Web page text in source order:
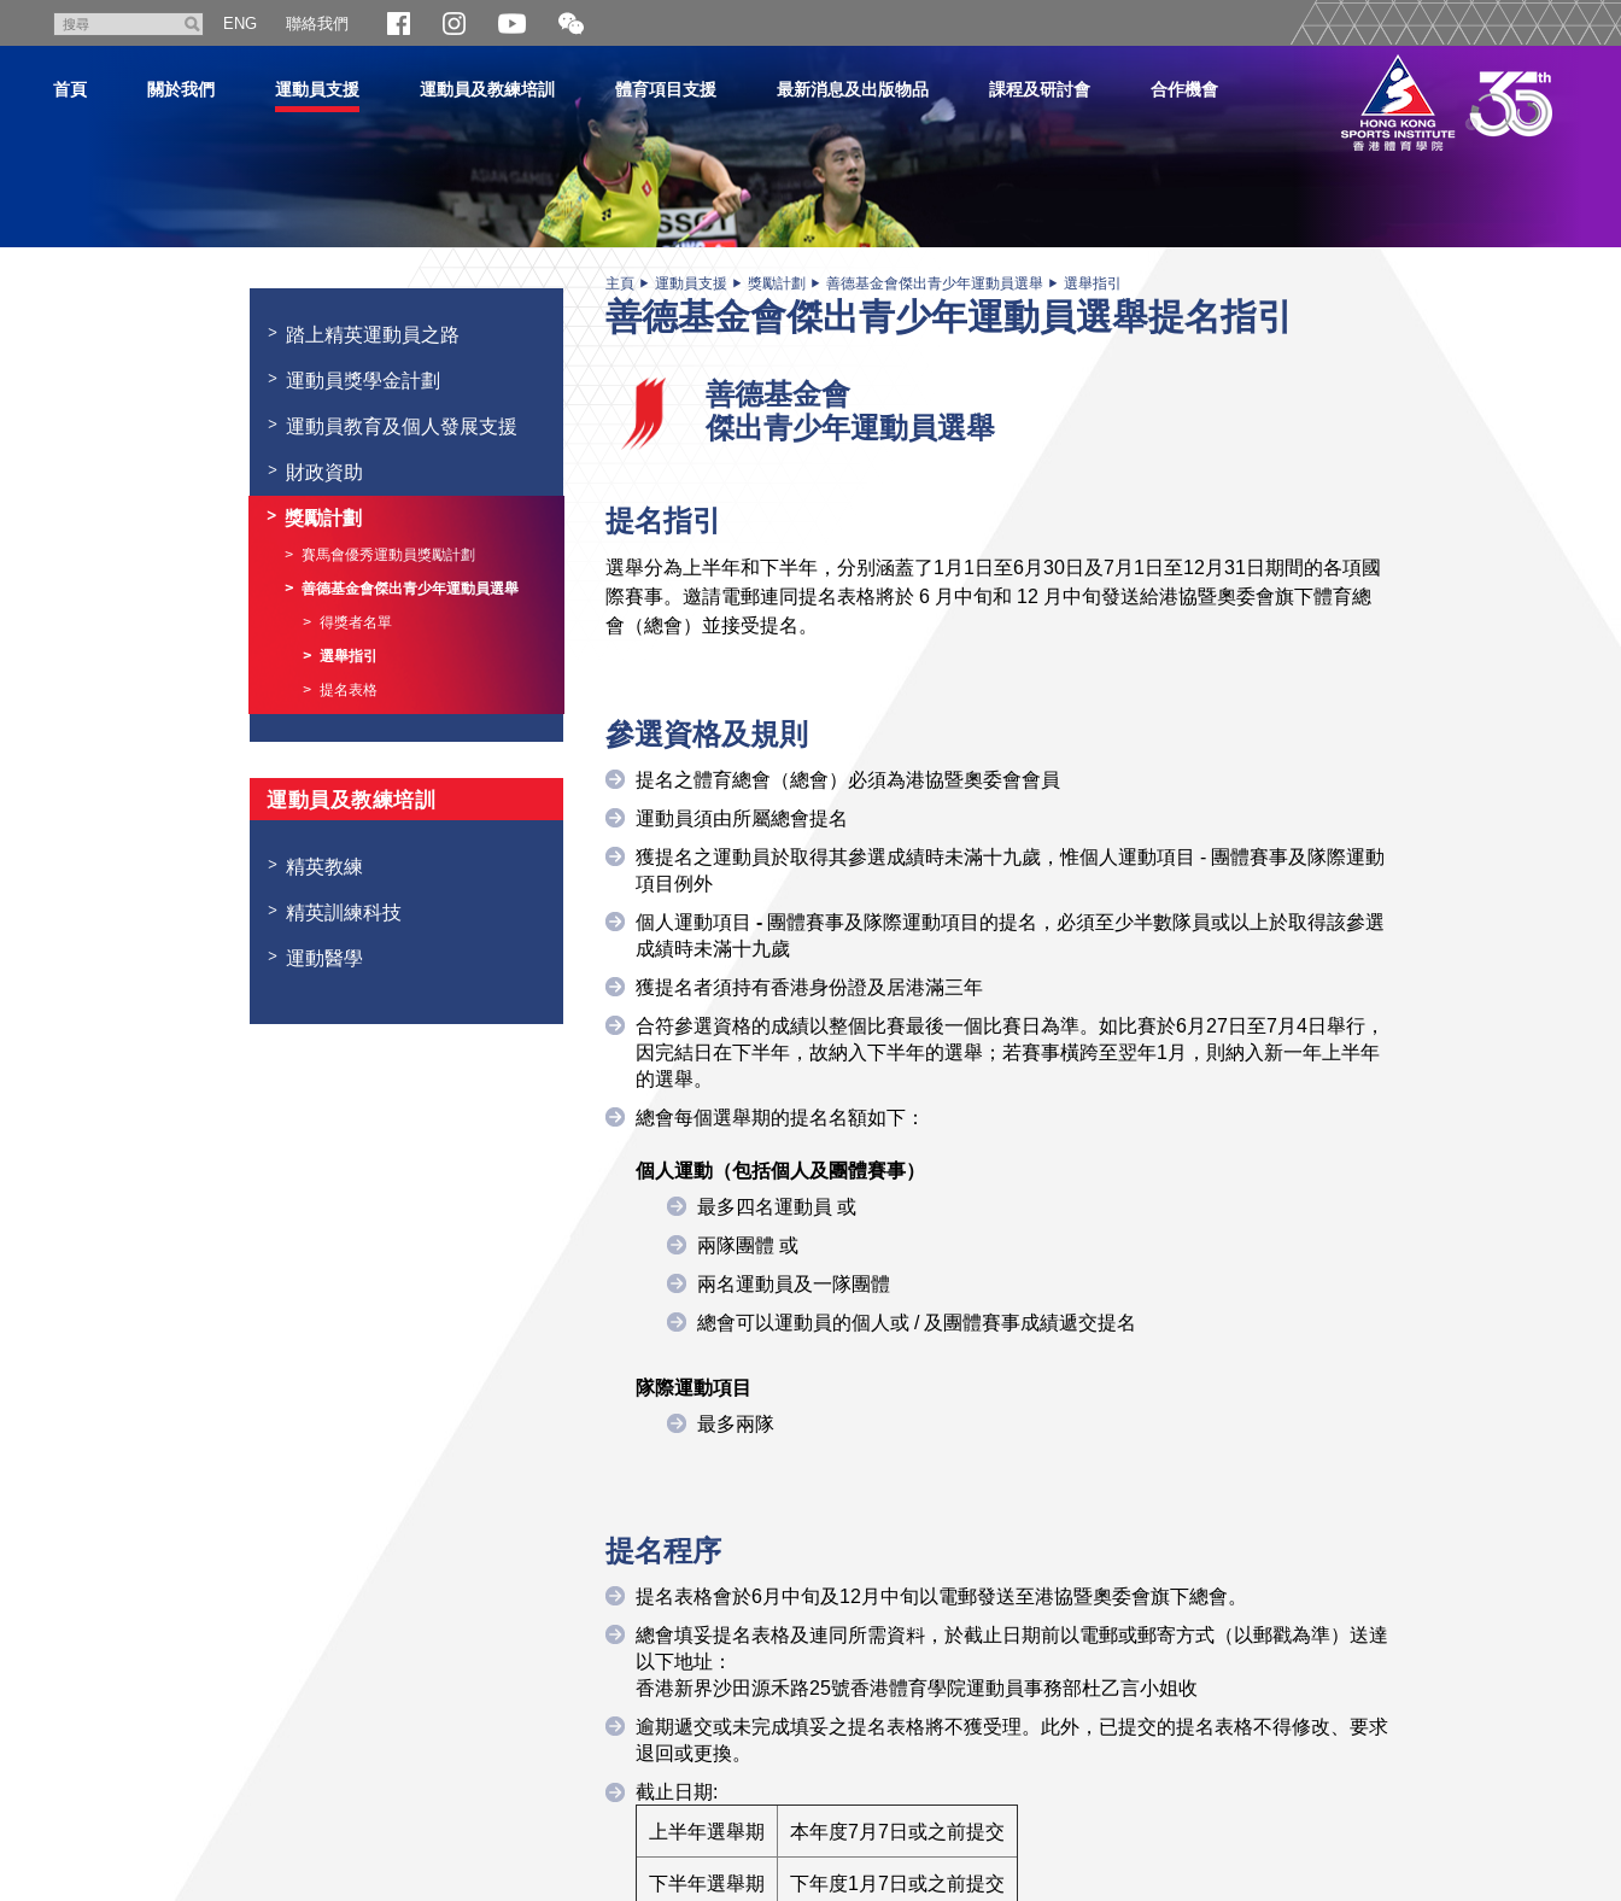
尋
ENG 聯絡我們
開
合
二
維
首頁 關於我們 運動員支援 運動員及教練培訓 體育項目支援 最新消息及出版物品 課程及研討會 合作機會
踏上精英運動員之路
運動員獎學金計劃
運動員教育及個人發展支援
財政資助
獎勵計劃
賽馬會優秀運動員獎勵計劃
善德基金會傑出青少年運動員選舉
得獎者名單
選舉指引
提名表格
運動員及教練培訓
精英教練
精英訓練科技
運動醫學
主頁 運動員支援 獎勵計劃 善德基金會傑出青少年運動員選舉 選舉指引
善德基金會傑出青少年運動員選舉提名指引
善德基金會
傑出青少年運動員選舉
提名指引
選舉分為上半年和下半年，分别涵蓋了1月1日至6月30日及7月1日至12月31日期間的各項國
際賽事。邀請電郵連同提名表格將於 6 月中旬和 12 月中旬發送給港協暨奧委會旗下體育總
會（總會）並接受提名。
參選資格及規則
提名之體育總會（總會）必須為港協暨奧委會會員
運動員須由所屬總會提名
獲提名之運動員於取得其參選成績時未滿十九歲，惟個人運動項目 - 團體賽事及隊際運動
項目例外
個人運動項目 - 團體賽事及隊際運動項目的提名，必須至少半數隊員或以上於取得該參選
成績時未滿十九歲
獲提名者須持有香港身份證及居港滿三年
合符參選資格的成績以整個比賽最後一個比賽日為準。如比賽於6月27日至7月4日舉行，
因完結日在下半年，故納入下半年的選舉；若賽事橫跨至翌年1月，則納入新一年上半年
的選舉。
總會每個選舉期的提名名額如下：
個人運動（包括個人及團體賽事）
最多四名運動員 或
兩隊團體 或
兩名運動員及一隊團體
總會可以運動員的個人或 / 及團體賽事成績遞交提名
隊際運動項目
最多兩隊
提名程序
提名表格會於6月中旬及12月中旬以電郵發送至港協暨奧委會旗下總會。
總會填妥提名表格及連同所需資料，於截止日期前以電郵或郵寄方式（以郵戳為準）送達
以下地址：
香港新界沙田源禾路25號香港體育學院運動員事務部杜乙言小姐收
逾期遞交或未完成填妥之提名表格將不獲受理。此外，已提交的提名表格不得修改、要求
退回或更換。
截止日期:
上半年選舉期
本年度7月7日或之前提交
下半年選舉期 下年度1月7日或之前提交